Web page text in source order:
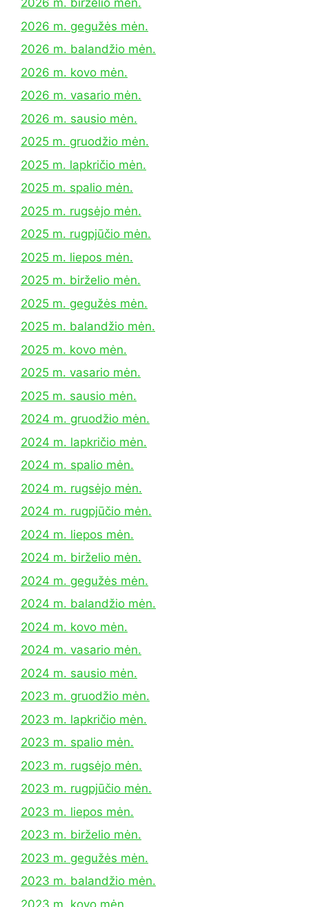
2026 m. birželio mėn.
2026 m. gegužės mėn.
2026 m. balandžio mėn.
2026 m. kovo mėn.
2026 m. vasario mėn.
2026 m. sausio mėn.
2025 m. gruodžio mėn.
2025 m. lapkričio mėn.
2025 m. spalio mėn.
2025 m. rugsėjo mėn.
2025 m. rugpjūčio mėn.
2025 m. liepos mėn.
2025 m. birželio mėn.
2025 m. gegužės mėn.
2025 m. balandžio mėn.
2025 m. kovo mėn.
2025 m. vasario mėn.
2025 m. sausio mėn.
2024 m. gruodžio mėn.
2024 m. lapkričio mėn.
2024 m. spalio mėn.
2024 m. rugsėjo mėn.
2024 m. rugpjūčio mėn.
2024 m. liepos mėn.
2024 m. birželio mėn.
2024 m. gegužės mėn.
2024 m. balandžio mėn.
2024 m. kovo mėn.
2024 m. vasario mėn.
2024 m. sausio mėn.
2023 m. gruodžio mėn.
2023 m. lapkričio mėn.
2023 m. spalio mėn.
2023 m. rugsėjo mėn.
2023 m. rugpjūčio mėn.
2023 m. liepos mėn.
2023 m. birželio mėn.
2023 m. gegužės mėn.
2023 m. balandžio mėn.
2023 m. kovo mėn.